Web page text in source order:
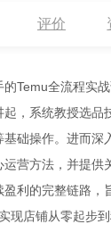
评价
Temu全流程实
，系统教授选品
础操作。进而深
营方法，并提供
利的完整链路，
现店铺从零起步到